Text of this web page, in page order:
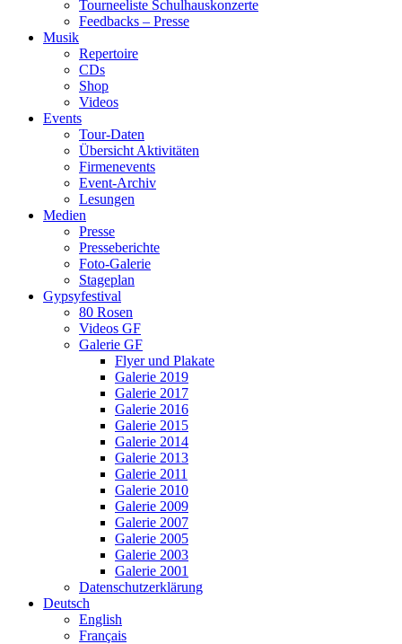
Tourneeliste Schulhauskonzerte
Feedbacks – Presse
Musik
Repertoire
CDs
Shop
Videos
Events
Tour-Daten
Übersicht Aktivitäten
Firmenevents
Event-Archiv
Lesungen
Medien
Presse
Presseberichte
Foto-Galerie
Stageplan
Gypsyfestival
80 Rosen
Videos GF
Galerie GF
Flyer und Plakate
Galerie 2019
Galerie 2017
Galerie 2016
Galerie 2015
Galerie 2014
Galerie 2013
Galerie 2011
Galerie 2010
Galerie 2009
Galerie 2007
Galerie 2005
Galerie 2003
Galerie 2001
Datenschutzerklärung
Deutsch
English
Français